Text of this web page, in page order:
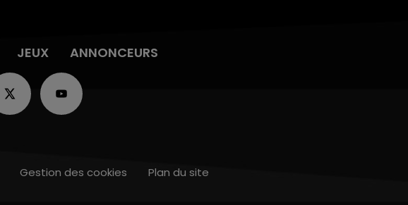
JEUX ANNONCEURS
Gestion des cookies Plan du site